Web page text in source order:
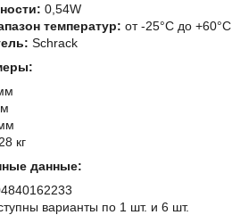
0,54W
температур: от -25°C до +60°C
Schrack
кг
данные:
варианты по 1 шт. и 6 шт.